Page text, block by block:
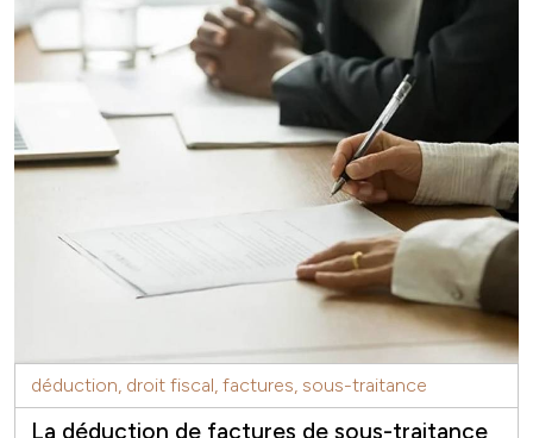
déduction, droit fiscal, factures, sous-traitance
La déduction de factures de sous-traitance